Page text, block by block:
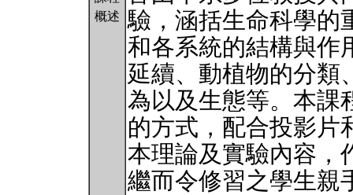
概述
驗，涵括生命科學的
和各系統的結構與作
延續、動植物的分類
為以及生態等。本課
的方式，配合投影片
本理論及實驗內容，
繼而令修習之學生親